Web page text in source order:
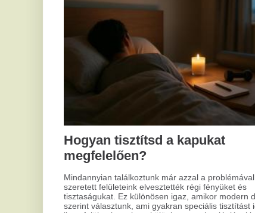
Sokan tapasztalták már, hogy a szobájuk világítása nem úgy
szolgál, ahogy szeretnék. Lehet, hogy az elsőre kiválasztott
lámpa már nem passzol az új igényekhez vagy az életteret
nem teszi elég hívogatóvá. A lakás világítása olyan elem,
ami alapvetően határozza meg a helyiség hangulatát és
funkcionalitását. Mi lenne, ha ezen most javítanánk?